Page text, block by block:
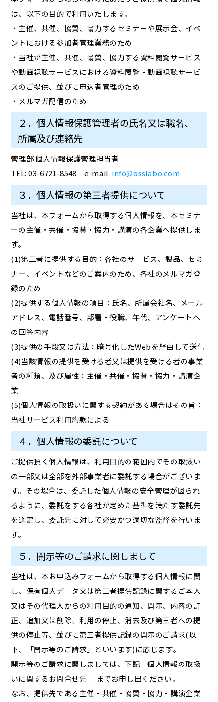
は、以下の目的で利用いたします。
・主催、共催、協賛、協力するセミナーや展示会、イベ
ントにおける参加者管理業務のため
・当社が主催、共催、協賛、協力する資料閲覧サービス
や動画視聴サービスにおける資料閲覧・動画視聴サービ
スのご提供、並びに申込者管理のため
・メルマガ配信のため
２．個人情報保護管理者の氏名又は職名、
所属及び連絡先
管理部 個人情報保護管理担当者
TEL: 03-6721-8548 e-mail: info@osslabo.com
３．個人情報の第三者提供について
当社は、本フォームから取得する個人情報を、本セミナ
ーの主催・共催・協賛・協力・講演の各企業へ提供しま
す。
(1)第三者に提供する目的：各社のサービス、製品、セミ
ナー、イベントなどのご案内のため、各社のメルマガ登
録のため
(2)提供する個人情報の項目：氏名、所属会社名、メール
アドレス、電話番号、部署・役職、年代、アンケートへ
の回答内容
(3)提供の手段又は方法：暗号化したWebを経由して送信
(4)当該情報の提供を受ける者又は提供を受ける者の事業
者の種類、及び属性：主催・共催・協賛・協力・講演企
業
(5)個人情報の取扱いに関する契約がある場合はその旨：
当社サービス利用約款による
４．個人情報の委託について
ご提供頂く個人情報は、利用目的の範囲内でその取扱い
の一部又は全部を外部事業者に委託する場合がございま
す。その場合は、委託した個人情報の安全管理が図られ
るように、委託をする各社が定めた基準を満たす委託先
を選定し、委託先に対して必要かつ適切な監督を行いま
す。
５．開示等のご請求に関しまして
当社は、本お申込みフォームから取得する個人情報に関
し、保有個人データ又は第三者提供記録に関するご本人
又はその代理人からの利用目的の通知、開示、内容の訂
正、追加又は削除、利用の停止、消去及び第三者への提
供の停止等、並びに第三者提供記録の開示のご請求(以
下、「開示等のご請求」といいます)に応じます。
開示等のご請求に関しましては、下記「個人情報の取扱
いに関するお問合せ先 」までお申し出ください。
なお、提供先である主催・共催・協賛・協力・講演企業